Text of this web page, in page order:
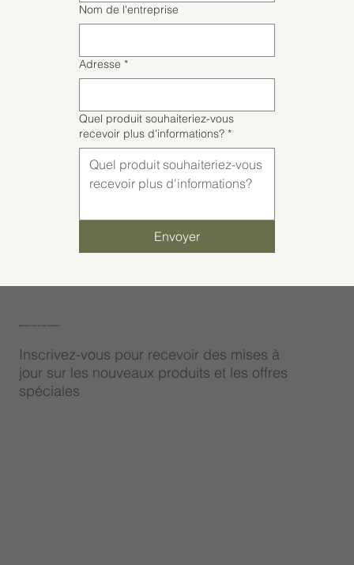
Nom de l'entreprise
Adresse *
Quel produit souhaiteriez-vous
recevoir plus d'informations? *
Envoyer
Inscrivez-vous pour recevoir des mises à
jour sur les nouveaux produits et les offres
spéciales
Abonnez-vous à notre newsletter